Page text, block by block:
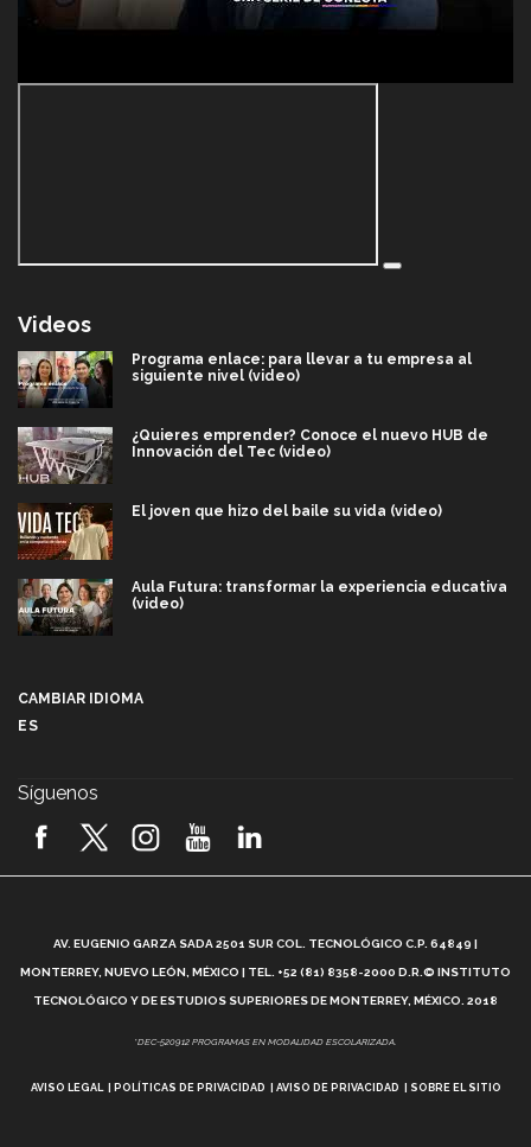
Videos
Programa enlace: para llevar a tu empresa al
siguiente nivel (video)
¿Quieres emprender? Conoce el nuevo HUB de
Innovación del Tec (video)
El joven que hizo del baile su vida (video)
Aula Futura: transformar la experiencia educativa
(video)
2026! (video)
¿Cómo es el Modelo Educativo Tec? (video)
Vida Tec: Feminismo e Inteligencia Artificial, Paola
CAMBIAR IDIOMA
ES
Síguenos
AV. EUGENIO GARZA SADA 2501 SUR COL. TECNOLÓGICO C.P. 64849 |
MONTERREY, NUEVO LEÓN, MÉXICO | TEL. +52 (81) 8358-2000 D.R.© INSTITUTO
TECNOLÓGICO Y DE ESTUDIOS SUPERIORES DE MONTERREY, MÉXICO. 2018
*DEC-520912 PROGRAMAS EN MODALIDAD ESCOLARIZADA.
AVISO LEGAL POLÍTICAS DE PRIVACIDAD AVISO DE PRIVACIDAD SOBRE EL SITIO